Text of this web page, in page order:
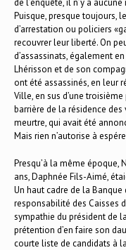
de l’enquête, il n’y a
Puisque, presque toujours,
d’arrestation ou policiers
recouvrer leur liberté. On
d’assassinats, également
Lhérisson et de son
ont été assassinés, en leur
Ville, en sus d’une
barrière de la résidence des
meurtre, qui avait été
Mais rien n’autorise à
Presqu’à la même
ans, Daphnée Fils-Aimé,
Un haut cadre de la Banque
responsabilité des Caisses
sympathie du président de
prétention d’en faire son
courte liste de candidats à